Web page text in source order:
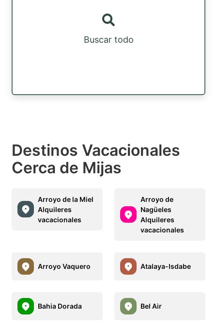
Buscar todo
Destinos Vacacionales
Cerca de Mijas
Arroyo de la Miel
Alquileres
vacacionales
Arroyo de
Nagüeles
Alquileres
vacacionales
Arroyo Vaquero Atalaya-Isdabe
Bahia Dorada Bel Air